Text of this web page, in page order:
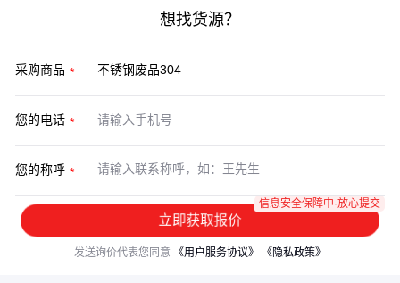
想找货源？
采购商品
您的电话
您的称呼
立即获取报价
信息安全保障中·放心提交
发送询价代表您同意 《用户服务协议》 《隐私政策》